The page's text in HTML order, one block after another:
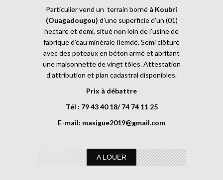
Particulier vend un terrain borné à Koubri
(Ouagadougou) d’une superficie d’un (01)
hectare et demi, situé non loin de l’usine de
fabrique d’eau minérale Ilemdé. Semi clôturé
avec des poteaux en béton armé et abritant
une maisonnette de vingt tôles. Attestation
d’attribution et plan cadastral disponibles.
Prix à débattre
Tél : 79 43 40 18/ 74 74 11 25
E-mail: masigue2019@gmail.com
A LOUER